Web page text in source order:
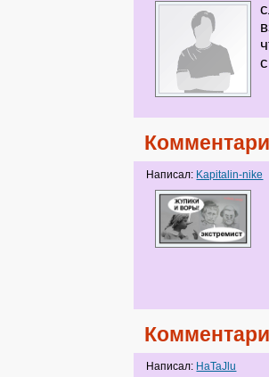
Написал: Kapitalin-nike
Написал: HaTaJlu